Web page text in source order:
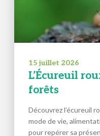
15 juillet 2026
L’Écureuil
forêts
Découvrez l’écureuil
mode de vie,
pour repérer sa